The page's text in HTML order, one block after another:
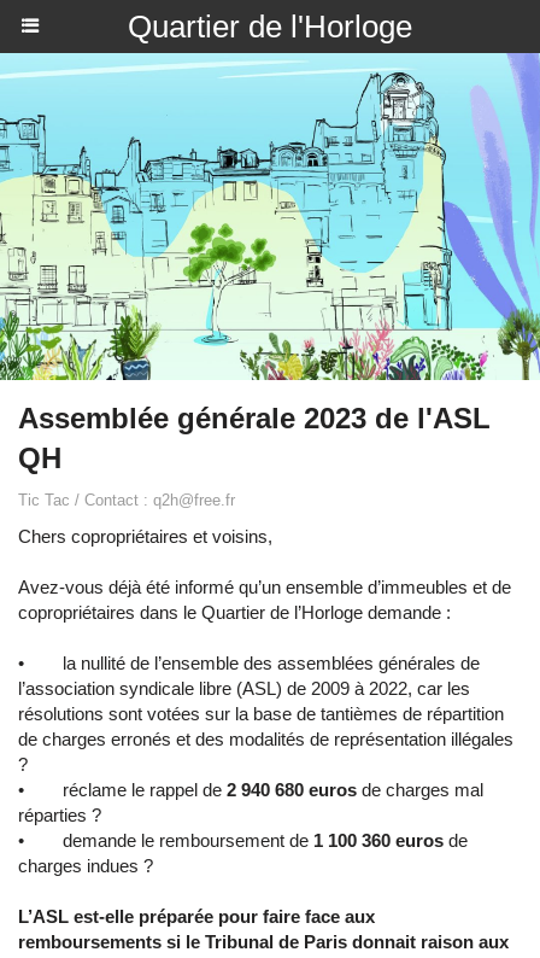
Quartier de l'Horloge
Assemblée générale 2023 de l'ASL
QH
Tic Tac / Contact : q2h@free.fr
Chers copropriétaires et voisins,
Avez-vous déjà été informé qu’un ensemble d’immeubles et de
copropriétaires dans le Quartier de l’Horloge demande :
• la nullité de l’ensemble des assemblées générales de
l’association syndicale libre (ASL) de 2009 à 2022, car les
résolutions sont votées sur la base de tantièmes de répartition
de charges erronés et des modalités de représentation illégales
?
• réclame le rappel de 2 940 680 euros de charges mal
réparties ?
• demande le remboursement de 1 100 360 euros de
charges indues ?
L’ASL est-elle préparée pour faire face aux
remboursements si le Tribunal de Paris donnait raison aux